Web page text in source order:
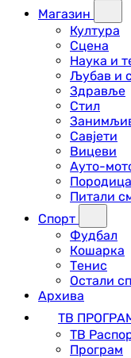
Магазин
Култура
Сцена
Наука и
Љубав и
Здравље
Стил
Савјети
Вицеви
Ауто-
Породица
Питали
Спорт
Фудбал
Кошарка
Тенис
Остали
Архива
ТВ
ТВ
Програм